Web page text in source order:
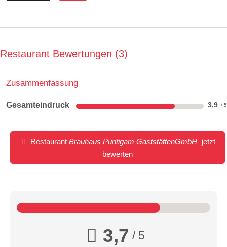
dass das Weizen
wohltuend unterscheidet von alkoholfreien Bieren.
Stammwürze: 9,8 Grad
Alkoholgehalt 1,9 %Vol. 0,3 l € 3,40
erfrischend leichtem Biergenuss.
Gösser Gold (alkoholfrei) 0,5 l € 3,90
keine alkoholischen Getränke
Restaurant Bewertungen 3
Zusammenfassung
Gesamteindruck 3,9
Restaurant Brauhaus Puntigam GaststättenGmbH
jetzt
bewerten
3,7 / 5